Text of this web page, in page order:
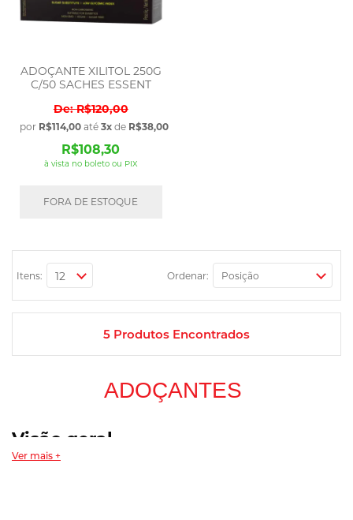
ADOÇANTE XILITOL 250G
C/50 SACHES ESSENT
R$120,00
por R$114,00 até 3x de R$38,00
R$108,30
à vista no boleto ou PIX
FORA DE ESTOQUE
Itens: Ordenar:
5 Produtos Encontrados
ADOÇANTES
Visão geral
Ver mais +